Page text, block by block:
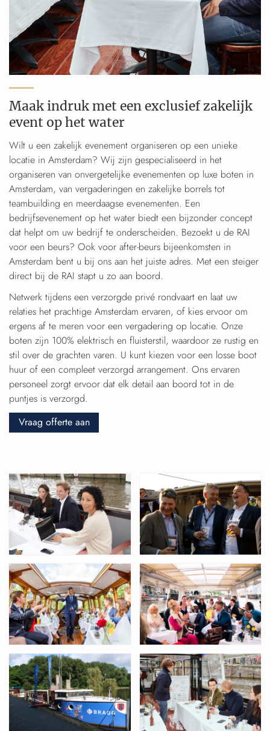
Maak indruk met een exclusief zakelijk
event op het water
Wilt u een zakelijk evenement organiseren op een unieke
locatie in Amsterdam? Wij zijn gespecialiseerd in het
organiseren van onvergetelijke evenementen op luxe boten in
Amsterdam, van vergaderingen en zakelijke borrels tot
teambuilding en meerdaagse evenementen. Een
bedrijfsevenement op het water biedt een bijzonder concept
dat helpt om uw bedrijf te onderscheiden. Bezoekt u de RAI
voor een beurs? Ook voor after-beurs bijeenkomsten in
Amsterdam bent u bij ons aan het juiste adres. Met een steiger
direct bij de RAI stapt u zo aan boord.
Netwerk tijdens een verzorgde privé rondvaart en laat uw
relaties het prachtige Amsterdam ervaren, of kies ervoor om
ergens af te meren voor een vergadering op locatie. Onze
boten zijn 100% elektrisch en fluisterstil, waardoor ze rustig en
stil over de grachten varen. U kunt kiezen voor een losse boot
huur of een compleet verzorgd arrangement. Ons ervaren
personeel zorgt ervoor dat elk detail aan boord tot in de
puntjes is verzorgd.
Vraag offerte aan